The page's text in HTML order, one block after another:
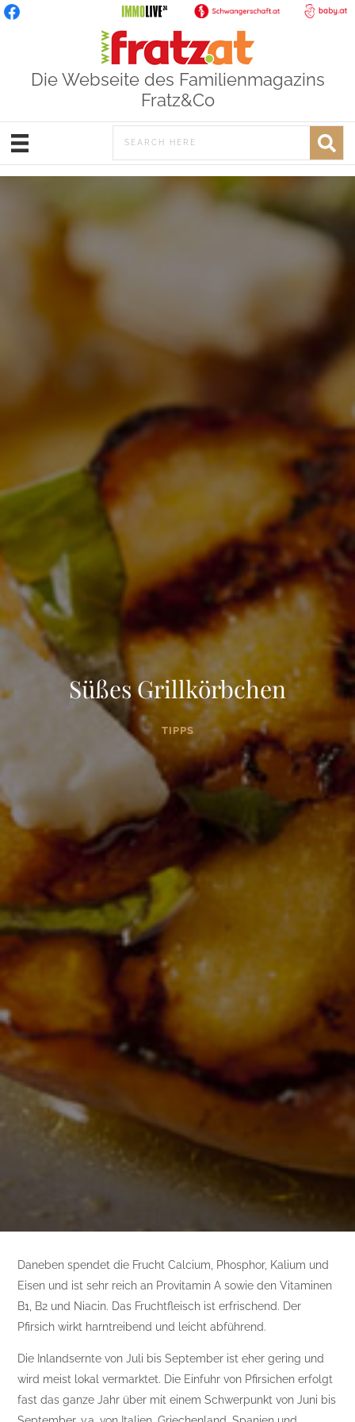
Die Webseite des Familienmagazins
Fratz&Co
Süßes Grillkörbchen
TIPPS
Daneben spendet die Frucht Calcium, Phosphor, Kalium und
Eisen und ist sehr reich an Provitamin A sowie den Vitaminen
B1, B2 und Niacin. Das Fruchtfleisch ist erfrischend. Der
Pfirsich wirkt harntreibend und leicht abführend.
Die Inlandsernte von Juli bis September ist eher gering und
wird meist lokal vermarktet. Die Einfuhr von Pfirsichen erfolgt
fast das ganze Jahr über mit einem Schwerpunkt von Juni bis